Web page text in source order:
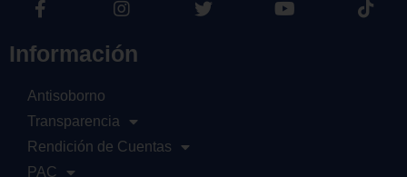
Información
Antisoborno
Transparencia
Rendición de Cuentas
PAC